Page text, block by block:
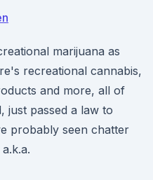
marijuana as
recreational cannabis,
and more, all of
just passed a law to
probably seen chatter